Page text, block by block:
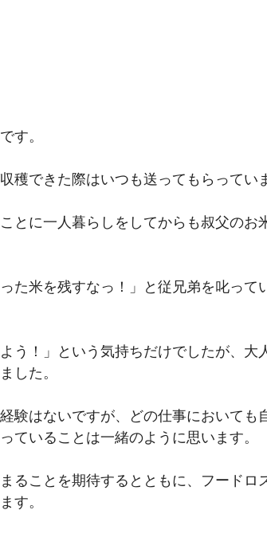
す。
穫できた際はいつも送ってもらってい
とに一人暮らしをしてからも叔父のお
た米を残すなっ！」と従兄弟を叱って
う！」という気持ちだけでしたが、大
した。
験はないですが、どの仕事においても
ていることは一緒のように思います。
ることを期待するとともに、フードロ
す。